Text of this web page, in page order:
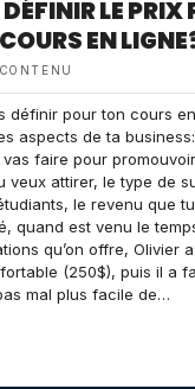
LE PRIX
EN
définir pour ton cours
aspects de ta
faire pour
veux attirer, le type de
le revenu que
quand est venu le
qu’on offre, Olivier
(250$), puis il a
mal plus facile de…